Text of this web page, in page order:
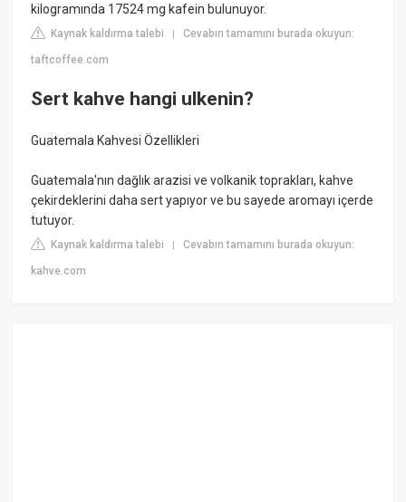
kilogramında 17524 mg kafein bulunuyor.
Kaynak kaldırma talebi |Cevabın tamamını burada okuyun:
taftcoffee.com
Sert kahve hangi ulkenin?
Guatemala Kahvesi Özellikleri
Guatemala'nın dağlık arazisi ve volkanik toprakları, kahve
çekirdeklerini daha sert yapıyor ve bu sayede aromayı içerde
tutuyor.
Kaynak kaldırma talebi |Cevabın tamamını burada okuyun:
kahve.com